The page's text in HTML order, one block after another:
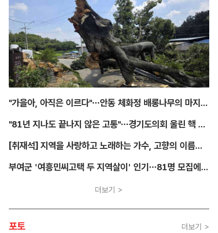
"가을아, 아직은 이르다"…안동 체화정 배롱나무의 마지막 여름
"81년 지나도 끝나지 않은 고통"…경기도의회 울린 핵 피해자의 증언
[취재석] 지역을 사랑하고 노래하는 가수, 고향의 이름을 남긴다
부여군 '여흥민씨고택 두 지역살이' 인기…81명 모집에 712명 몰려
더보기 >
포토 더보기 >